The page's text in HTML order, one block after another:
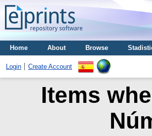
Home About Browse
Login Create Account
Items